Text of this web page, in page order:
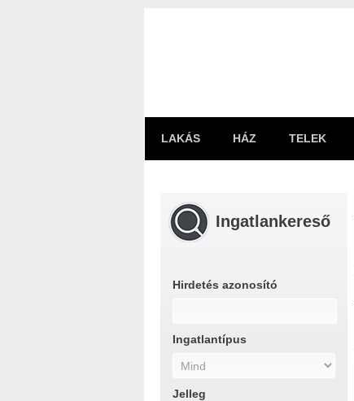
LAKÁS HÁZ TELEK
Ingatlankereső
Hirdetés azonosító
Ingatlantípus
Jelleg